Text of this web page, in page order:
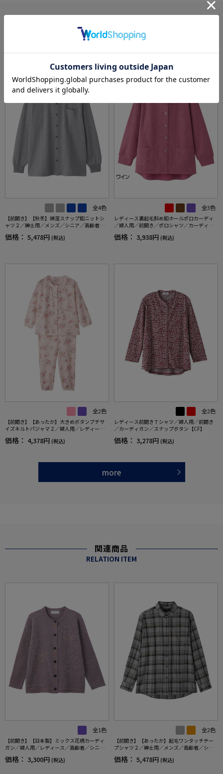
あなたへのおすすめ
RECOMMEND ITEM
全4色
【前開き】【秋冬】綿混スナップ釦ニットシ
ャツ２／紳士用／メンズ／シニア／高齢者／
スナップボタン／着脱簡単／名前記入欄付／
胸ポケット／秋冬／プレゼント／ギフト【C
価格： 5,478円 (税込)
全3色
レディース裏起毛斜め釦ホールポロカーディ
／婦人用／前開き／ポロシャツ／カーディガ
ン【CF】
価格： 3,938円 (税込)
全2色
【前開き】【あったか】大きめボタンプチサ
イズキルトパジャマ２／婦人用／レディース
／シニア／高齢者／名前記入欄付／留めやす
い／秋冬／ギフト／プレゼント【CF】
価格： 4,378円 (税込)
全2色
レディース前開きＴシャツ／婦人用／前開き
／カーディガン／スナップボタン【CF】
価格： 3,278円 (税込)
more
関連商品
RELATION ITEM
全1色
【前開き】【日本製】ミックス花柄カーディ
ガン／婦人用／レディース／高齢者／シニア
／名前記入欄付／大きめボタン／身幅ゆった
り／ギフト／プレゼント 【CF】
価格： 3,300円 (税込)
全2色
【前開き】【あったか】起毛ワンタッチテー
プシャツ２／紳士用／メンズ／高齢者／シニ
ア／秋冬／名前記入欄付／施設／入居／後ろ
長め／ギフト／プレゼント 【CF】
価格： 5,478円 (税込)